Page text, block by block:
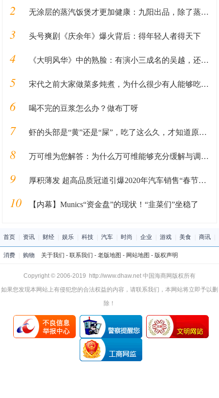
2 无涂层的蒸汽饭煲才更加健康：九阳出品，除了蒸米饭还能做汽锅鸡
3 头号爽剧《庆余年》爆火背后：得年轻人者得天下
4 《大明风华》中的熟脸：有演小三成名的吴越，还有谢广坤的扮演者
5 宋代之前大家做菜多炖煮，为什么很少有人能够吃到炒菜？
6 喝不完的豆浆怎么办？做布丁呀
7 虾的头部是“黄”还是“屎”，吃了这么久，才知道原来吃错了
8 万可维为您解答：为什么万可维能够充分缓解与调节亚幸福状态？
9 厚积薄发 超高品质冠道引爆2020年汽车销售“春节档”
10 【内幕】Munics“资金盘”的现状！“韭菜们”坐稳了
首页 资讯 财经 娱乐 科技 汽车 时尚 企业 游戏 美食 商讯
消费 购物 关于我们 - 联系我们 - 老版地图 - 网站地图 - 版权声明
Copyright © 2006-2019 http://www.dhaw.net 中国海商网版权所有
如果您发现本网站上有侵犯您的合法权益的内容，请联系我们，本网站将立即予以删
除！